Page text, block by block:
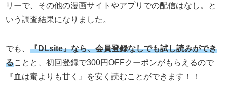
リーで、その他の漫画サイトやアプリでの配信はなし。と
いう調査結果になりました。
でも、 『DLsite』なら、会員登録なしでも試し読みができ
ることと、初回登録で300円OFFクーポンがもらえるので
『血は蜜よりも甘く』を安く読むことができます！！